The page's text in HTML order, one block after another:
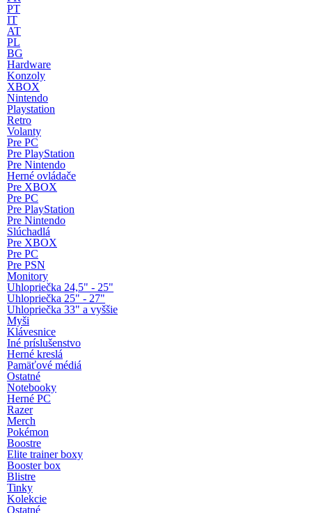
PT
IT
AT
PL
BG
Hardware
Konzoly
XBOX
Nintendo
Playstation
Retro
Volanty
Pre PC
Pre PlayStation
Pre Nintendo
Herné ovládače
Pre XBOX
Pre PC
Pre PlayStation
Pre Nintendo
Slúchadlá
Pre XBOX
Pre PC
Pre PSN
Monitory
Uhlopriečka 24,5" - 25"
Uhlopriečka 25" - 27"
Uhlopriečka 33" a vyššie
Myši
Klávesnice
Iné príslušenstvo
Herné kreslá
Pamäťové médiá
Ostatné
Notebooky
Herné PC
Razer
Merch
Pokémon
Boostre
Elite trainer boxy
Booster box
Blistre
Tinky
Kolekcie
Ostatné